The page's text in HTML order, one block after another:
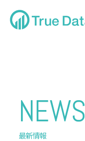
NEWS
最新情報